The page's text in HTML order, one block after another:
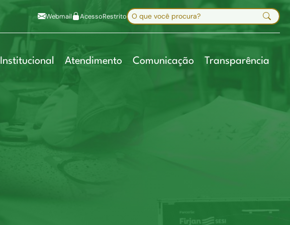
Diminuir fonte
Mapa do site
Webmail AcessoRestritoBuscar no site
Institucional Atendimento Comunicação Transparência